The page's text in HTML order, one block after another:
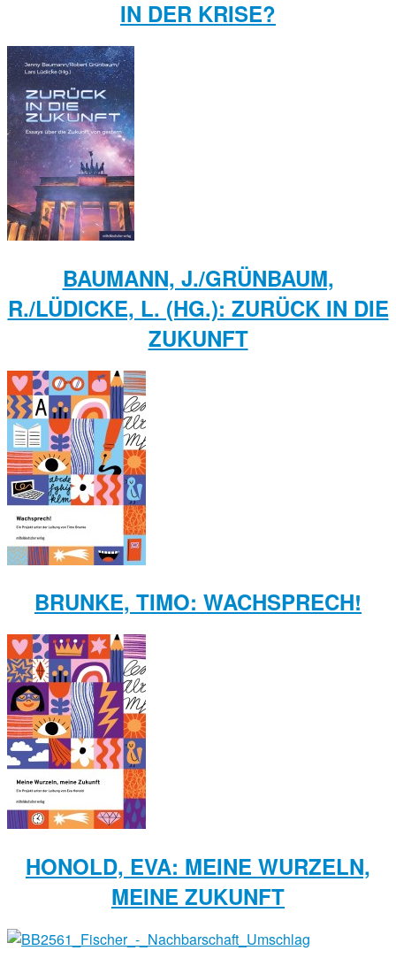
IN DER KRISE?
BAUMANN, J./GRÜNBAUM,
R./LÜDICKE, L. (HG.): ZURÜCK IN DIE
ZUKUNFT
BRUNKE, TIMO: WACHSPRECH!
HONOLD, EVA: MEINE WURZELN,
MEINE ZUKUNFT